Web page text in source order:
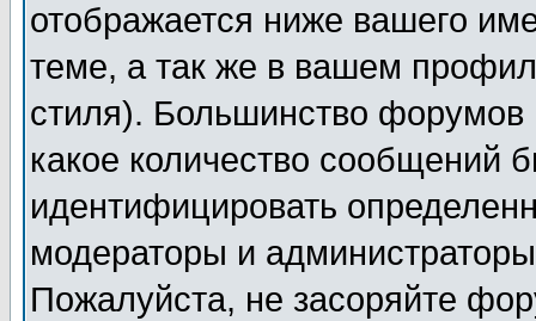
отображается ниже вашего
теме, а так же в вашем
стиля). Большинство форумов
какое количество сообщений
идентифицировать
модераторы и
Пожалуйста, не засоряйте